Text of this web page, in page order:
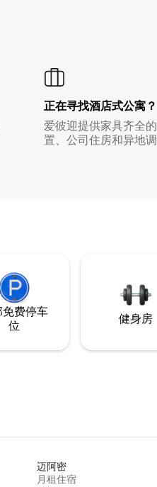
正在寻找酒店式公寓？
爱彼迎提供家具齐全
置、公司住房和异地调
免费停车
位
健身房
迈阿密
月租住宿